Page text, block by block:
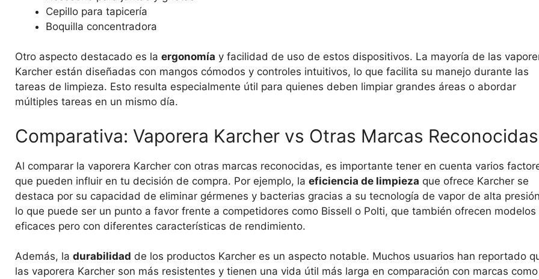
Cepillo para tapicería
Boquilla concentradora
Otro aspecto destacado es la ergonomía y facilidad de uso de estos dispositivos. La mayoría de las
Karcher están diseñadas con mangos cómodos y controles intuitivos, lo que facilita su manejo durante las
tareas de limpieza. Esto resulta especialmente útil para quienes deben limpiar grandes áreas o abordar
múltiples tareas en un mismo día.
Comparativa: Vaporera Karcher vs Otras Marcas Reconocidas
Al comparar la vaporera Karcher con otras marcas reconocidas, es importante tener en cuenta varios
que pueden influir en tu decisión de compra. Por ejemplo, la eficiencia de limpieza que ofrece Karcher se
destaca por su capacidad de eliminar gérmenes y bacterias gracias a su tecnología de vapor de alta
lo que puede ser un punto a favor frente a competidores como Bissell o Polti, que también ofrecen modelos
eficaces pero con diferentes características de rendimiento.
Además, la durabilidad de los productos Karcher es un aspecto notable. Muchos usuarios han reportado
las vaporera Karcher son más resistentes y tienen una vida útil más larga en comparación con marcas como